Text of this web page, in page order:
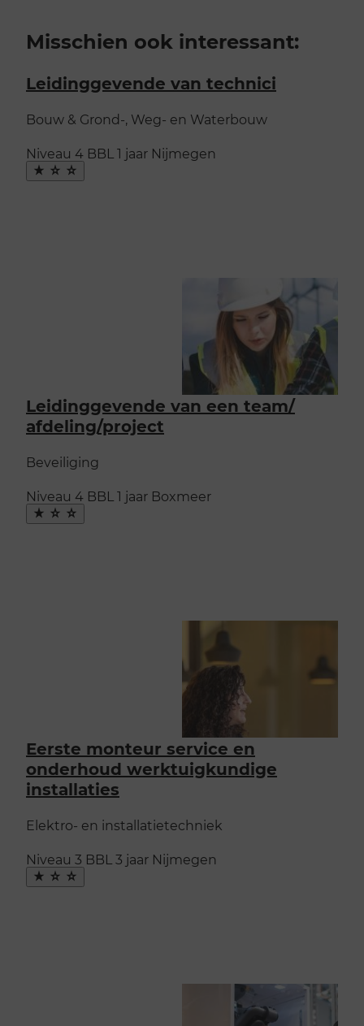
Misschien ook interessant:
Leidinggevende van technici
Bouw & Grond-, Weg- en Waterbouw
Niveau 4 BBL1 jaar Nijmegen
Maak
favoriet
Leidinggevende van een team/​
afdeling/​project
Beveiliging
Niveau 4 BBL1 jaar Boxmeer
Maak
favoriet
Eerste monteur service en
onderhoud werktuigkundige
installaties
Elektro- en installatietechniek
Niveau 3 BBL3 jaar Nijmegen
Maak
favoriet